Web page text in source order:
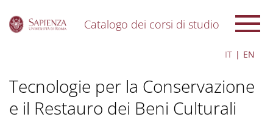
Catalogo dei corsi di studio
IT EN
Tecnologie per la Conservazione
e il Restauro dei Beni Culturali